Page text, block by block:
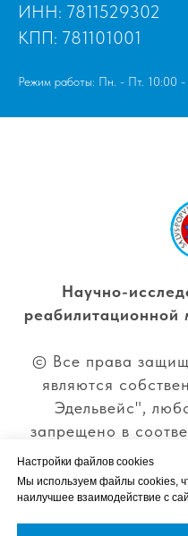
ИНН: 7811529302
КПП: 781101001
Режим работы: Пн. - Пт. 10:00 -
Научно-
© Все права
являются
Эдельвейс",
запрещено в
Политика
Настройки файлов cookies
Мы используем файлы cookies,
наилучшее взаимодействие с